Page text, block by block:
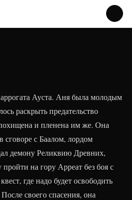
Ауста. Аня была молодым
раскрыть предательство
и пленена им же. Она
с Баалом, лордом
демону Реликвию Древних,
пройти на гору Арреат без боя с
где надо будет освободить
своего спасения, она